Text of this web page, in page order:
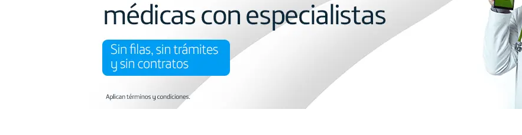
Test de velocidad
Conoce los equipos y
Usa la red local WiFi
Mapas de cobertura Fija
Mapas de cobertura Móvil
Devolución de módems y